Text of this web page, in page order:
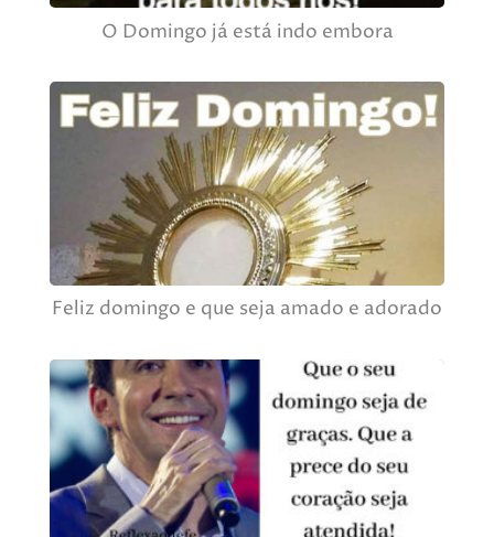
O Domingo já está indo embora
Feliz domingo e que seja amado e adorado